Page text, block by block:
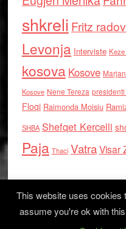
shkreli Fritz
Levonja Interviste
kosova Kosove
Kosove Nene Tereza
Floqi Raimonda Moisiu
SHBA Shefqet Kercelli
Paja Thaci VatraVisar
This website uses cookies
assume you're ok with